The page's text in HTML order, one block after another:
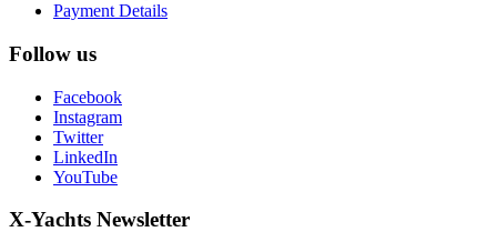
Payment Details
Follow us
Facebook
Instagram
Twitter
LinkedIn
YouTube
X-Yachts Newsletter